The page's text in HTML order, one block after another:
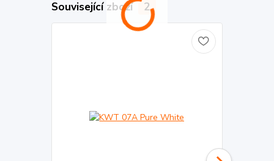
Související zboží 2